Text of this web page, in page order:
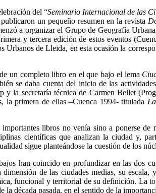
del “Seminario Internacional de las
un pequeño resumen en la revista
a organizar el Grupo de Geografía
y tercera edición de estos eventos
Urbanos de Lleida, en esta ocasión la
un completo libro en el que bajo el lema
se daba cuenta del inicio de las
la secretaría técnica de Carmen Bellet
la primera de ellas –Cuenca 1994- titulada
libros no venía sino a ponerse de
científicas que analizan la ciudad y,
sigue planteándose la cuestión de los
han coincido en profundizar en las dos
de las ciudades medias, su
funcional y territorial de su definición. La
década pasada, en el sentido de la